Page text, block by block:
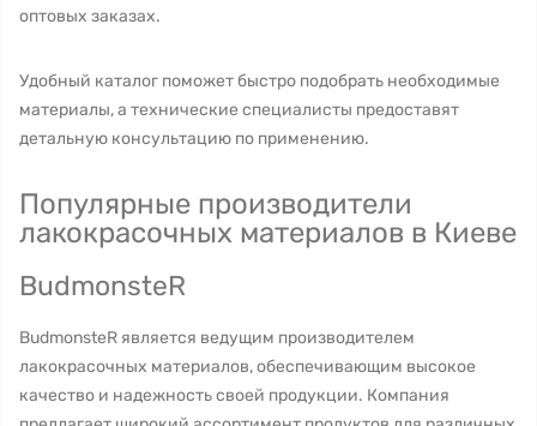
оптовых заказах.
Удобный каталог поможет быстро подобрать необходимые
материалы, а технические специалисты предоставят
детальную консультацию по применению.
Популярные производители
лакокрасочных материалов в Киеве
BudmonsteR
BudmonsteR является ведущим производителем
лакокрасочных материалов, обеспечивающим высокое
качество и надежность своей продукции. Компания